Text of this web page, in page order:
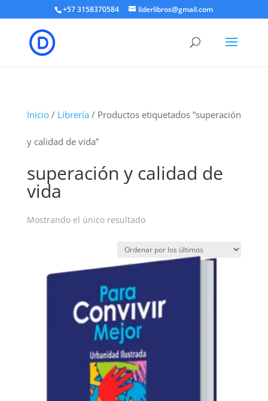
+57 3158370584 liderlibros@gmail.com
Inicio/ Librería / Productos etiquetados “superación
y calidad de vida”
superación y calidad de
vida
Mostrando el único resultado